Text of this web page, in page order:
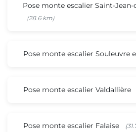
Pose monte escalier Saint-Jean-
(28.6 km)
Pose monte escalier Souleuvre
Pose monte escalier Valdallière
Pose monte escalier Falaise